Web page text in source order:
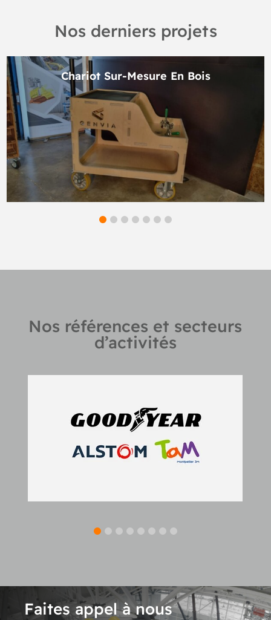
Nos derniers projets
Chariot Sur-Mesure En Bois
Nos références et secteurs
d’activités
Faites appel à nous